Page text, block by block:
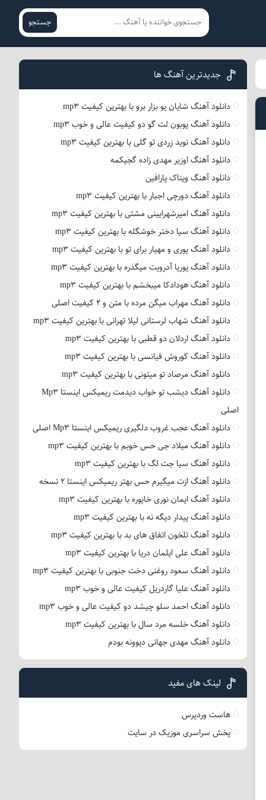
جستجو
جدیدترین آهنگ ها
دانلود آهنگ شایان یو بزار برو با بهترین کیفیت mp3
دانلود آهنگ پوبون لت گو دو کیفیت عالی و خوب mp3
دانلود آهنگ نوید زردی تو گلی با بهترین کیفیت mp3
دانلود آهنگ اوزیر مهدی زاده گجیکمه
دانلود آهنگ ویناک پارافین
دانلود آهنگ دورچی اجبار با بهترین کیفیت mp3
دانلود آهنگ امیرشهرایینی مشتی با بهترین کیفیت mp3
دانلود آهنگ سیا دختر خوشگله با بهترین کیفیت mp3
دانلود آهنگ پوری و مهیار برای تو با بهترین کیفیت mp3
دانلود آهنگ پوریا آدرویت میگذره با بهترین کیفیت mp3
دانلود آهنگ هودادکا میبخشم با بهترین کیفیت mp3
دانلود آهنگ مهراب میگن مرده با متن و 2 کیفیت اصلی
دانلود آهنگ شهاب لرستانی لیلا تهرانی با بهترین کیفیت mp3
دانلود آهنگ اردلان دو قطبی با بهترین کیفیت mp3
دانلود آهنگ کوروش فیانسی با بهترین کیفیت mp3
دانلود آهنگ مرصاد تو میتونی با بهترین کیفیت mp3
دانلود آهنگ دیشب تو خواب دیدمت ریمیکس اینستا Mp3
اصلی
دانلود آهنگ عجب غروب دلگیری ریمیکس اینستا Mp3 اصلی
دانلود آهنگ میلاد جی حس خوبم با بهترین کیفیت mp3
دانلود آهنگ سیا جت لگ با بهترین کیفیت mp3
دانلود آهنگ ازت میگیرم حس بهتر ریمیکس اینستا 2 نسخه
دانلود آهنگ ایمان نوری خاپوره با بهترین کیفیت mp3
دانلود آهنگ پیدار دیگه نه با بهترین کیفیت mp3
دانلود آهنگ تلخون اتفاق های بد با بهترین کیفیت mp3
دانلود آهنگ علی ایلمان دریا با بهترین کیفیت mp3
دانلود آهنگ سعود روغنی دخت جنوبی با بهترین کیفیت mp3
دانلود آهنگ علیا گاردریل کیفیت عالی و خوب mp3
دانلود آهنگ احمد سلو چیشد دو کیفیت عالی و خوب mp3
دانلود آهنگ خلسه مرد سال با بهترین کیفیت mp3
دانلود آهنگ مهدی جهانی دیوونه بودم
لینک های مفید
هاست وردپرس
پخش سراسری موزیک در سایت